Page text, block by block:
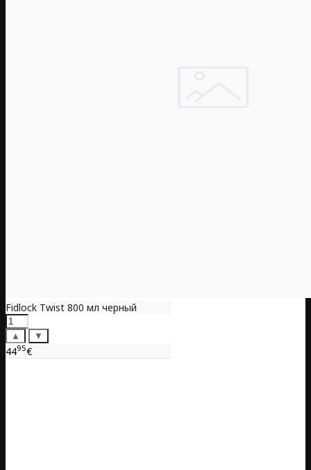
Fidlock Twist 800 мл черный
▲ ▼
4495€